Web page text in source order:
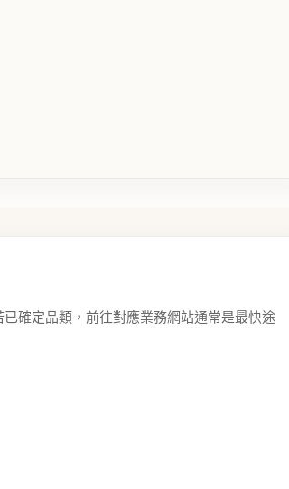
確定品類，前往對應業務網站通常是最快途